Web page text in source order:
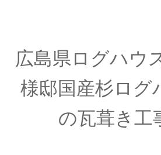
広島県ログハウ
様邸国産杉ログ
の瓦葺き工